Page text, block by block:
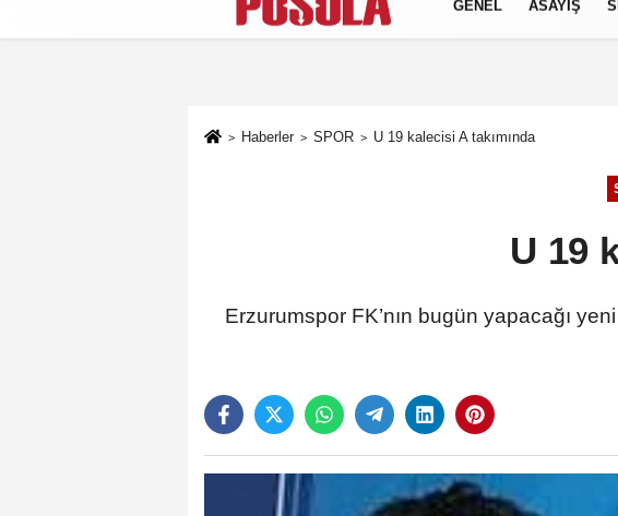
Künye İletişim Gizlilik Politikası
GENEL ASAYİŞ
Haberler SPOR U 19 kalecisi A takımında
U 19
Erzurumspor FK’nın bugün yapacağı